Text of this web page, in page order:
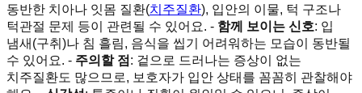
동반한 치아나 잇몸 질환(치주질환), 입안의 이물, 턱 구조나
턱관절 문제 등이 관련될 수 있어요. - 함께 보이는 신호: 입
냄새(구취)나 침 흘림, 음식을 씹기 어려워하는 모습이 동반될
수 있어요. - 주의할 점 : 겉으로 드러나는 증상이 없는
치주질환도 많으므로, 보호자가 입안 상태를 꼼꼼히 관찰해야